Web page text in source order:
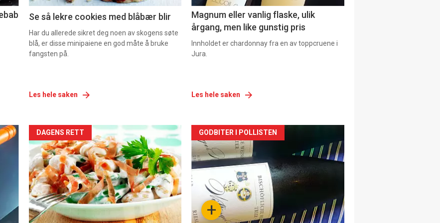
Se så lekre cookies med blåbær blir
Har du allerede sikret deg noen av skogens søte
blå, er disse minipaiene en god måte å bruke
fangsten på.
Les hele saken
Magnum eller vanlig flaske, ulik
årgang, men like gunstig pris
Innholdet er chardonnay fra en av toppcruene i
Jura.
Les hele saken
Forsiden
akkurat
nå
-
5
DAGENS RETT
Forsiden
akkurat
nå
6 +
GODBITER I POLLISTEN